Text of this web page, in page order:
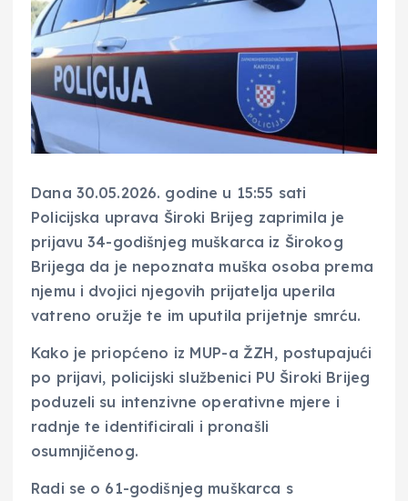
Dana 30.05.2026. godine u 15:55 sati
Policijska uprava Široki Brijeg zaprimila je
prijavu 34-godišnjeg muškarca iz Širokog
Brijega da je nepoznata muška osoba prema
njemu i dvojici njegovih prijatelja uperila
vatreno oružje te im uputila prijetnje smrću.
Kako je priopćeno iz MUP-a ŽZH, postupajući
po prijavi, policijski službenici PU Široki Brijeg
poduzeli su intenzivne operativne mjere i
radnje te identificirali i pronašli
osumnjičenog.
Radi se o 61-godišnjeg muškarca s